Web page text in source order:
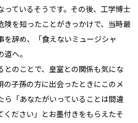
っているそうです。その後、工学博士
険を知ったことがきっかけで、当時最
を辞め、「食えないミュージシャ
へ。
のことで、皇室との関係も気にな
の子孫の方に出会ったときにこのメ
ら「あなたがいっていることは間違
ください」とお墨付きをもらえたそ